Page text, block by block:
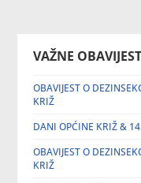
VAŽNE
OBAVIJEST O
KRIŽ
DANI OPĆINE KRIŽ &
OBAVIJEST O
KRIŽ